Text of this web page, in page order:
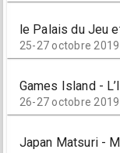
le Palais du Jeu
25-27 octobre 2019
Games Island -
26-27 octobre 2019
Japan Matsuri -